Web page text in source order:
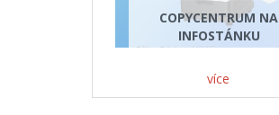
COPYCENTRUM NA
INFOSTÁNKU
více